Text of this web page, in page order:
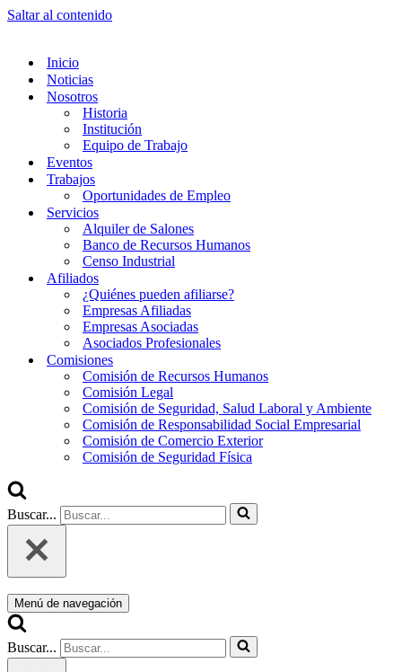
Saltar al contenido
Inicio
Noticias
Nosotros
Historia
Institución
Equipo de Trabajo
Eventos
Trabajos
Oportunidades de Empleo
Servicios
Alquiler de Salones
Banco de Recursos Humanos
Censo Industrial
Afiliados
¿Quiénes pueden afiliarse?
Empresas Afiliadas
Empresas Asociadas
Asociados Profesionales
Comisiones
Comisión de Recursos Humanos
Comisión Legal
Comisión de Seguridad, Salud Laboral y Ambiente
Comisión de Responsabilidad Social Empresarial
Comisión de Comercio Exterior
Comisión de Seguridad Física
Buscar...
Menú de navegación
Buscar...